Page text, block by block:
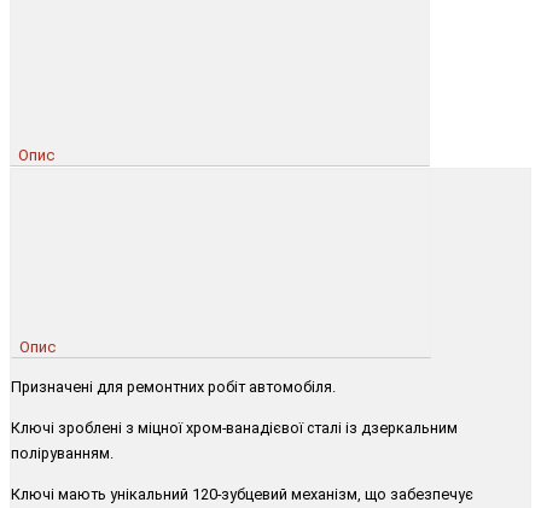
Опис
Опис
Призначені для ремонтних робіт автомобіля.
Ключі зроблені з міцної хром-ванадієвої сталі із дзеркальним
поліруванням.
Ключі мають унікальний 120-зубцевий механізм, що забезпечує